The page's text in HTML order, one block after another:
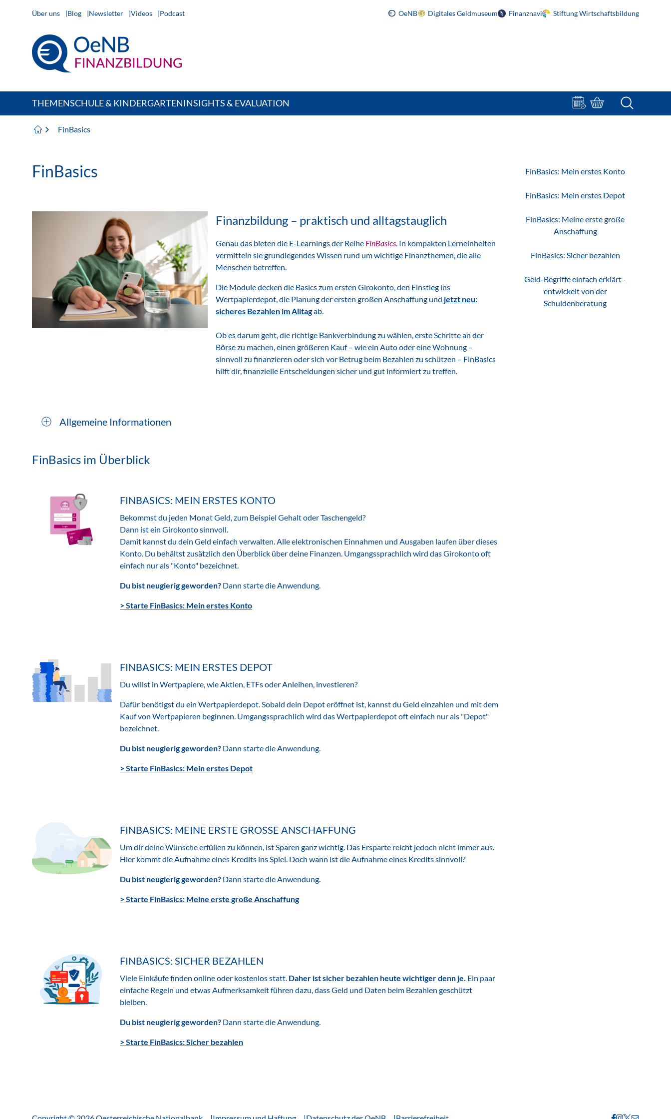
Über uns Blog Newsletter Videos Podcast OeNB Digitales Geldmuseum Finanznavi Stiftung Wirtschaftsbildung
THEMENSCHULE & KINDERGARTENINSIGHTS & EVALUATION Terminbuchung
Bestellportal
FinBasics
FinBasics
Finanzbildung – praktisch und alltagstauglich
Genau das bieten die E-Learnings der Reihe FinBasics . In kompakten Lerneinheiten
vermitteln sie grundlegendes Wissen rund um wichtige Finanzthemen, die alle
Menschen betreffen.
Die Module decken die Basics zum ersten Girokonto, den Einstieg ins
Wertpapierdepot, die Planung der ersten großen Anschaffung und jetzt neu:
sicheres Bezahlen im Alltagab.
Ob es darum geht, die richtige Bankverbindung zu wählen, erste Schritte an der
Börse zu machen, einen größeren Kauf – wie ein Auto oder eine Wohnung –
sinnvoll zu finanzieren oder sich vor Betrug beim Bezahlen zu schützen – FinBasics
hilft dir, finanzielle Entscheidungen sicher und gut informiert zu treffen.
Allgemeine Informationen
FinBasics im Überblick
FINBASICS: MEIN ERSTES KONTO
Bekommst du jeden Monat Geld, zum Beispiel Gehalt oder Taschengeld?
Dann ist ein Girokonto sinnvoll.
Damit kannst du dein Geld einfach verwalten. Alle elektronischen Einnahmen und Ausgaben laufen über dieses
Konto. Du behältst zusätzlich den Überblick über deine Finanzen. Umgangssprachlich wird das Girokonto oft
einfach nur als "Konto" bezeichnet.
Du bist neugierig geworden? Dann starte die Anwendung.
> Starte FinBasics: Mein erstes Konto
FINBASICS: MEIN ERSTES DEPOT
Du willst in Wertpapiere, wie Aktien, ETFs oder Anleihen, investieren?
Dafür benötigst du ein Wertpapierdepot. Sobald dein Depot eröffnet ist, kannst du Geld einzahlen und mit dem
Kauf von Wertpapieren beginnen. Umgangssprachlich wird das Wertpapierdepot oft einfach nur als "Depot"
bezeichnet.
Du bist neugierig geworden? Dann starte die Anwendung.
> Starte FinBasics: Mein erstes Depot
FINBASICS: MEINE ERSTE GROSSE ANSCHAFFUNG
Um dir deine Wünsche erfüllen zu können, ist Sparen ganz wichtig. Das Ersparte reicht jedoch nicht immer aus.
Hier kommt die Aufnahme eines Kredits ins Spiel. Doch wann ist die Aufnahme eines Kredits sinnvoll?
Du bist neugierig geworden? Dann starte die Anwendung.
> Starte FinBasics: Meine erste große Anschaffung
FINBASICS: SICHER BEZAHLEN
Viele Einkäufe finden online oder kostenlos statt. Daher ist sicher bezahlen heute wichtiger denn je. Ein paar
einfache Regeln und etwas Aufmerksamkeit führen dazu, dass Geld und Daten beim Bezahlen geschützt
bleiben.
Du bist neugierig geworden? Dann starte die Anwendung.
> Starte FinBasics: Sicher bezahlen
FinBasics: Mein erstes Konto
FinBasics: Mein erstes Depot
FinBasics: Meine erste große
Anschaffung
FinBasics: Sicher bezahlen
Geld-Begriffe einfach erklärt -
entwickelt von der
Schuldenberatung